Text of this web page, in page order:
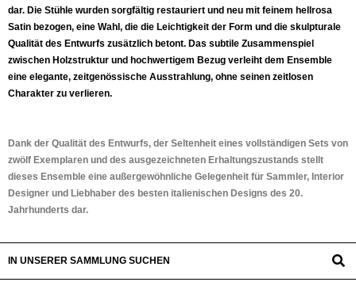
dar. Die Stühle wurden sorgfältig restauriert und neu mit feinem hellrosa
Satin bezogen, eine Wahl, die die Leichtigkeit der Form und die skulpturale
Qualität des Entwurfs zusätzlich betont. Das subtile Zusammenspiel
zwischen Holzstruktur und hochwertigem Bezug verleiht dem Ensemble
eine elegante, zeitgenössische Ausstrahlung, ohne seinen zeitlosen
Charakter zu verlieren.
Dank der Qualität des Entwurfs, der Seltenheit eines vollständigen Sets von
zwölf Exemplaren und des ausgezeichneten Erhaltungszustands stellt
dieses Ensemble eine außergewöhnliche Gelegenheit für Sammler, Interior
Designer und Liebhaber des besten italienischen Designs des 20.
Jahrhunderts dar.
IN UNSERER SAMMLUNG SUCHEN